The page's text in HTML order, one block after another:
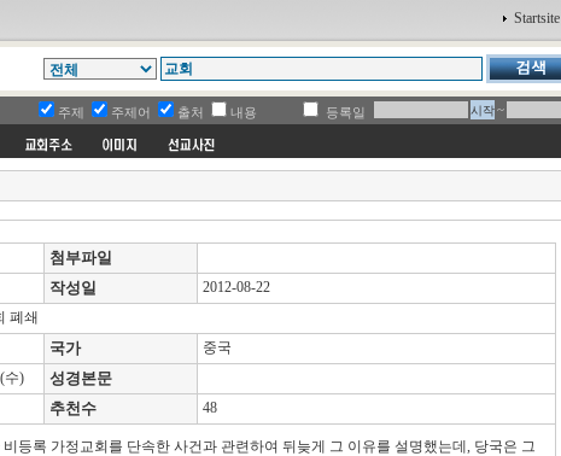
Startsite
주제 주제어 출처 내용 등록일 ~
첨부파일
작성일 2012-08-22
폐쇄
국가 중국
수)
성경본문
추천수 48
등록 가정교회를 단속한 사건과 관련하여 뒤늦게 그 이유를 설명했는데, 당국은 그